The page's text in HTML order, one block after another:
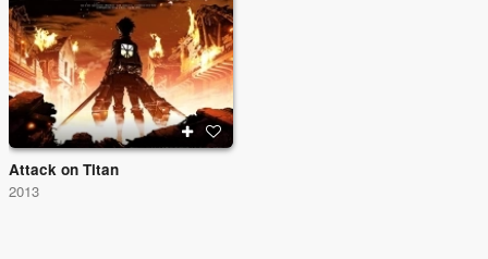
Attack on Titan
2013